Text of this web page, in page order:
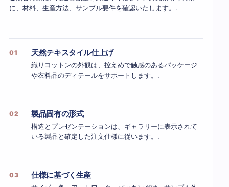
に、材料、生産方法、サンプル要件を確認いたします。.
01 天然テキスタイル仕上げ
織りコットンの外観は、控えめで触感のあるパッケージ
や衣料品のディテールをサポートします。.
02 製品固有の形式
構造とプレゼンテーションは、ギャラリーに表示されて
いる製品と確定した注文仕様に従います。.
03 仕様に基づく生産